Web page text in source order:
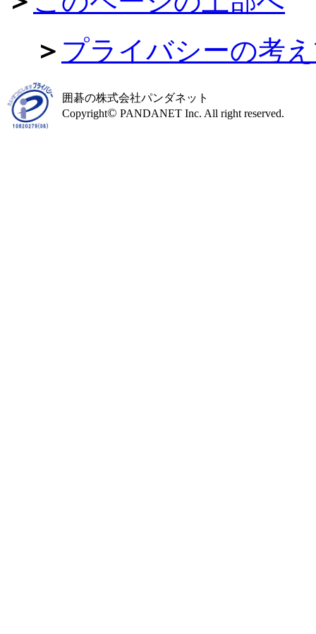
＞ プライバシーの考
囲碁の株式会社パンダネット
Copyright© PANDANET Inc. All right reserved.